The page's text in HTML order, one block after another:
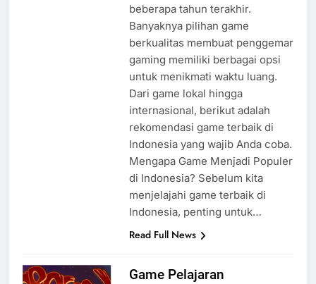
beberapa tahun terakhir.
Banyaknya pilihan game
berkualitas membuat penggemar
gaming memiliki berbagai opsi
untuk menikmati waktu luang.
Dari game lokal hingga
internasional, berikut adalah
rekomendasi game terbaik di
Indonesia yang wajib Anda coba.
Mengapa Game Menjadi Populer
di Indonesia? Sebelum kita
menjelajahi game terbaik di
Indonesia, penting untuk…
Read Full News
Game Pelajaran